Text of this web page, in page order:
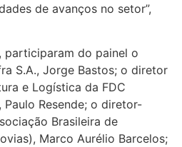
de avanços no setor”,
participaram do painel o
S.A., Jorge Bastos; o diretor
e Logística da FDC
Resende; o diretor-
Brasileira de
Marco Aurélio Barcelos;